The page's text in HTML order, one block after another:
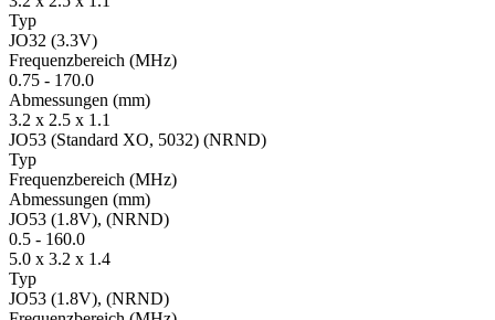
Typ
JO32 (3.3V)
Fre­quenz­bereich (MHz)
0.75 - 170.0
Ab­mes­sungen (mm)
3.2 x 2.5 x 1.1
JO53 (Standard XO, 5032) (NRND)
Typ
Fre­quenz­bereich (MHz)
Ab­mes­sungen (mm)
JO53 (1.8V), (NRND)
0.5 - 160.0
5.0 x 3.2 x 1.4
Typ
JO53 (1.8V), (NRND)